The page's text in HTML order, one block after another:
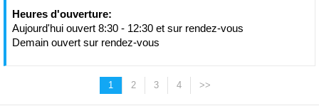
Heures d'ouverture:
Aujourd'hui ouvert 8:30 - 12:30 et sur rendez-vous
Demain ouvert sur rendez-vous
1 2 3 4 >>